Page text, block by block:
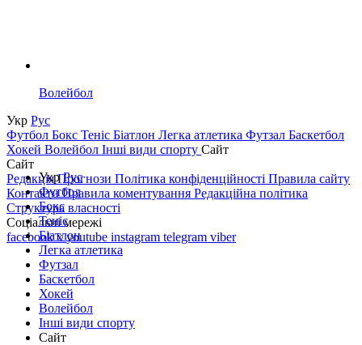
Волейбол
Укр Рус
Футбол Бокс Теніс Біатлон Легка атлетика Футзал Баскетбол
Хокей Волейбол Інші види спорту Сайт
Сайт
РедакціяПрогнози Політика конфіденційності Правила сайту
КонтактиПравила коментування Редакційна політика
Структура власності
Соціальні мережі
facebookxyoutube instagram telegram viber
УкрРус
Футбол
Бокс
Теніс
Біатлон
Легка атлетика
Футзал
Баскетбол
Хокей
Волейбол
Інші види спорту
Сайт